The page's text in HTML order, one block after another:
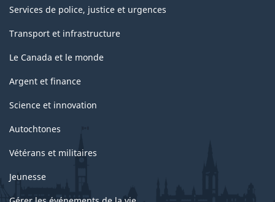
Services de police, justice et urgences
Transport et infrastructure
Le Canada et le monde
Argent et finance
Science et innovation
Autochtones
Vétérans et militaires
Jeunesse